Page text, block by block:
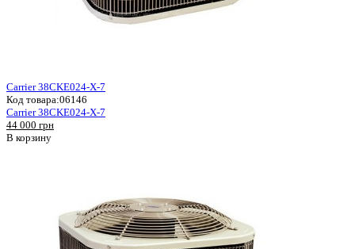
Carrier 38CKE024-X-7
Код товара:06146
Carrier 38CKE024-X-7
44 000 грн
В корзину